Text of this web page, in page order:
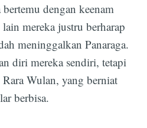
dengan keenam
mereka justru berharap
meninggalkan Panaraga.
diri mereka sendiri, tetapi
Wulan, yang berniat
berbisa.